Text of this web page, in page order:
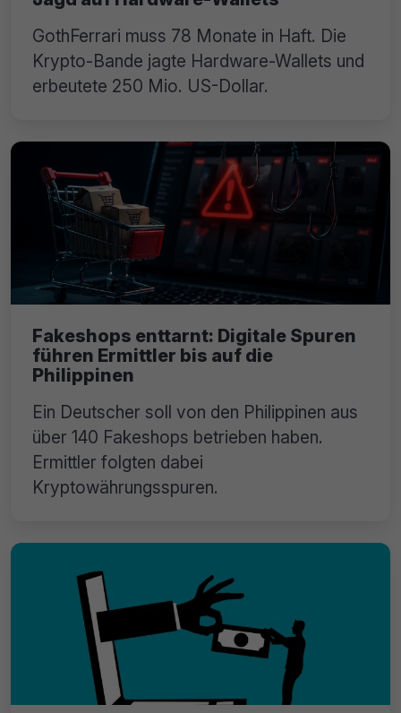
GothFerrari muss 78 Monate in Haft. Die
Krypto-Bande jagte Hardware-Wallets und
erbeutete 250 Mio. US-Dollar.
Fakeshops enttarnt: Digitale Spuren
führen Ermittler bis auf die
Philippinen
Ein Deutscher soll von den Philippinen aus
über 140 Fakeshops betrieben haben.
Ermittler folgten dabei
Kryptowährungsspuren.